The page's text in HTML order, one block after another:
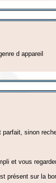
d appareil
sinon
et vous
présent sur la